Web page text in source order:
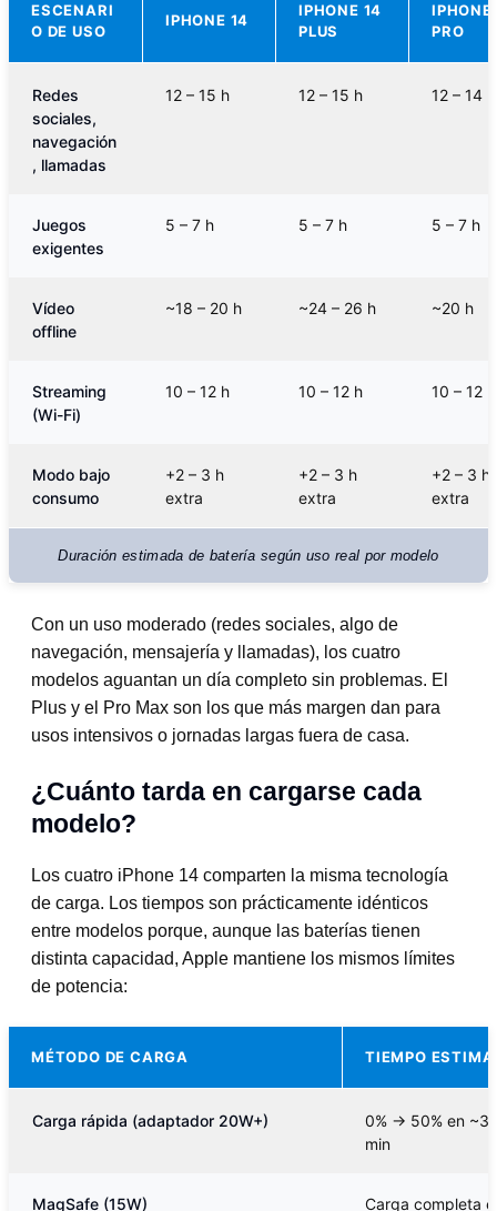
ESCENARI
O DE USO
IPHONE 14
IPHONE 14
PLUS
IPHONE
PRO
Redes
sociales,
navegación
, llamadas
12 – 15 h 12 – 15 h 12 – 14 h
Juegos
exigentes
5 – 7 h 5 – 7 h 5 – 7 h
Vídeo
offline
~18 – 20 h ~24 – 26 h ~20 h
Streaming
(Wi-Fi)
10 – 12 h 10 – 12 h 10 – 12 h
Modo bajo
consumo
+2 – 3 h
extra
+2 – 3 h
extra
+2 – 3 h
extra
Duración estimada de batería según uso real por modelo
Con un uso moderado (redes sociales, algo de
navegación, mensajería y llamadas), los cuatro
modelos aguantan un día completo sin problemas. El
Plus y el Pro Max son los que más margen dan para
usos intensivos o jornadas largas fuera de casa.
¿Cuánto tarda en cargarse cada
modelo?
Los cuatro iPhone 14 comparten la misma tecnología
de carga. Los tiempos son prácticamente idénticos
entre modelos porque, aunque las baterías tienen
distinta capacidad, Apple mantiene los mismos límites
de potencia:
MÉTODO DE CARGA TIEMPO
Carga rápida (adaptador 20W+)
0% → 50% en
min
MagSafe (15W) Carga completa